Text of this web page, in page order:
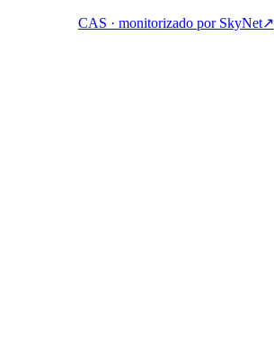
CAS · monitorizado por SkyNet↗